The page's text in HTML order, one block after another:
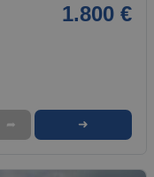
1.800 €
➦ ➜